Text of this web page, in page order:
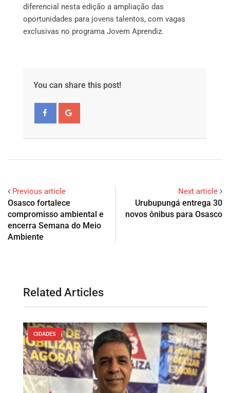
diferencial nesta edição a ampliação das
oportunidades para jovens talentos, com vagas
exclusivas no programa Jovem Aprendiz.
You can share this post!
Previous article
Osasco fortalece
compromisso ambiental e
encerra Semana do Meio
Ambiente
Next article
Urubupungá entrega 30
novos ônibus para Osasco
Related Articles
CIDADES